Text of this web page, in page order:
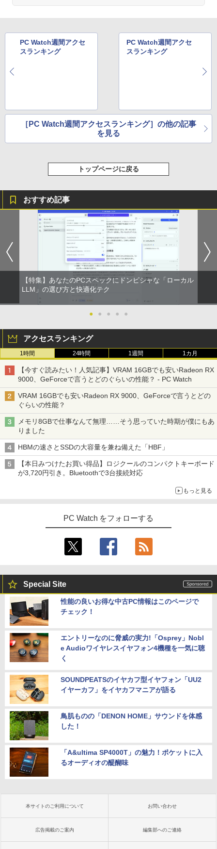
3
＆アクリルスタンド付き特装版 【2026年
￥11,000
しかった [ 川代紗生 ]
【中古】 ドカベン 全48巻完結 [コミック
セット]
￥23,142
￥5,990
￥14,990
【2026年アップグレード版】AOKIMI ワイヤ
軽量 ブルートゥースHi-Fi 最大36時間再生 ぶ
るーとゅーす コードレス ENCノイズキャン
￥1,964
Xiaomi シャオミ REDMI Buds 8 Lite ワイヤ
レスイヤホン Bluetooth 5.4 ノイズキャンセ
リング ANC 36時間再生
￥3,480
[Explicit]
On My Road (Stadium ver.)
￥250
￥250
富士山の天然水 バナジウム含有 水 ミネラル
ウォーター ペットボトル 静岡県産 500ミリリ
ットル (Smart Basic)
￥1,117
強炭酸水 ペットボトル 500ミリリットル (Sm
art Basic)
￥1,625
コカ・コーラ やかんの麦茶 from 爽健美茶 ラ
ベルレス 650mlPET×24本
￥2,009
エース)
￥594
HUNTER×HUNTER モノクロ版 39 (ジャンプ
￥572
版ビッグガンガンコミックス)
￥810
PC Watch週間アクセ
スランキング
PC Watch週間アクセ
スランキング
［PC Watch週間アクセスランキング］の他の記事
を見る
トップページに戻る
おすすめ記事
【特集】あなたのPCスペックにドンピシャな「ローカル
LLM」の選び方と快適化テク
● ● ● ● ●
アクセスランキング
1時間 24時間 1週間 1カ月
【今すぐ読みたい！人気記事】VRAM 16GBでも安いRadeon RX
9000、GeForceで言うとどのぐらいの性能？ - PC Watch
VRAM 16GBでも安いRadeon RX 9000、GeForceで言うとどの
ぐらいの性能？
メモリ8GBで仕事なんて無理……そう思っていた時期が僕にもあ
りました
HBMの速さとSSDの大容量を兼ね備えた「HBF」
【本日みつけたお買い得品】ロジクールのコンパクトキーボード
が3,720円引き。Bluetoothで3台接続対応
もっと見る
PC Watch をフォローする
Special Site
性能の良いお得な中古PC情報はこのページで
チェック！
エントリーなのに脅威の実力!「Osprey」Nobl
e Audioワイヤレスイヤフォン4機種を一気に聴
く
SOUNDPEATSのイヤカフ型イヤフォン「UU2
イヤーカフ」をイヤカフマニアが語る
鳥肌ものの「DENON HOME」サウンドを体感
した！
「A&ultima SP4000T」の魅力！ポケットに入
るオーディオの醍醐味
本サイトのご利用について お問い合わせ
広告掲載のご案内 編集部へのご連絡